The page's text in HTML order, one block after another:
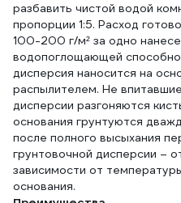
разбавить чистой водой
пропорции 1:5. Расход
100-200 г/м² за одно
водопоглощающей
дисперсия наносится на
распылителем. Не
дисперсии разгоняются
основания грунтуются
после полного высыхания
грунтовочной дисперсии –
зависимости от
основания.